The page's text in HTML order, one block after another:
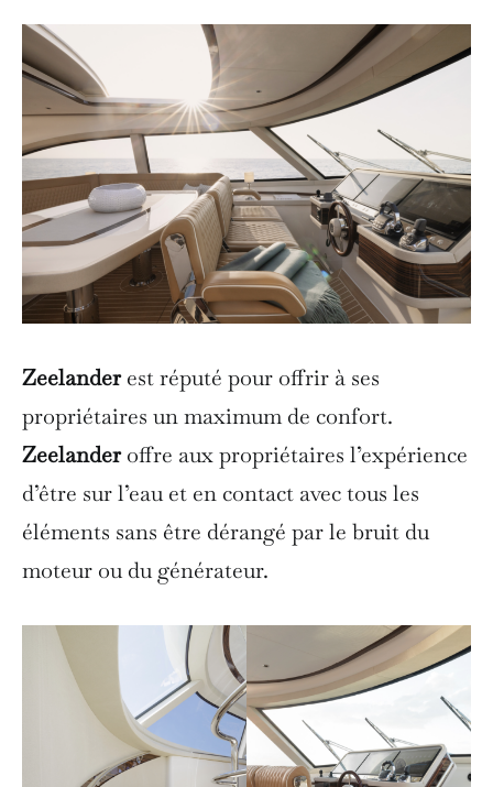
Zeelanderest réputé pour offrir à ses
propriétaires un maximum de confort.
Zeelanderoffre aux propriétaires l’expérience
d’être sur l’eau et en contact avec tous les
éléments sans être dérangé par le bruit du
moteur ou du générateur.